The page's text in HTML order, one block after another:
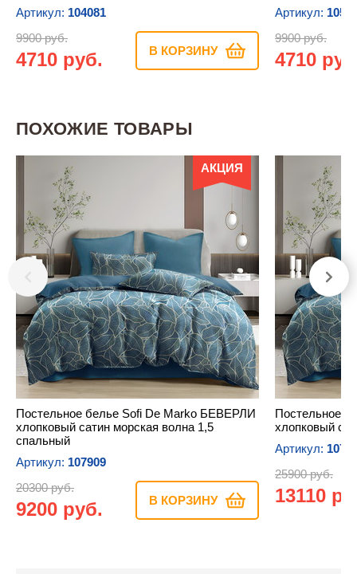
Артикул: 104081
9900 руб.
4710 руб. В КОРЗИНУ
Артикул:
9900 руб.
4710
ПОХОЖИЕ ТОВАРЫ
АКЦИЯ
Постельное белье Sofi De Marko БЕВЕРЛИ
хлопковый сатин морская волна 1,5
спальный
Артикул: 107909
20300 руб.
9200 руб. В КОРЗИНУ
Постельное
хлопковый
Артикул:
25900 руб.
13110